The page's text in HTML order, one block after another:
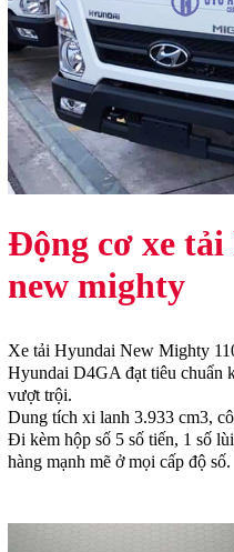
Động cơ xe tải
new mighty
Xe tải Hyundai New Mighty
Hyundai D4GA đạt tiêu chuẩn
vượt trội.
Dung tích xi lanh 3.933 cm3,
Đi kèm hộp số 5 số tiến, 1 số
hàng mạnh mẽ ở mọi cấp độ số.